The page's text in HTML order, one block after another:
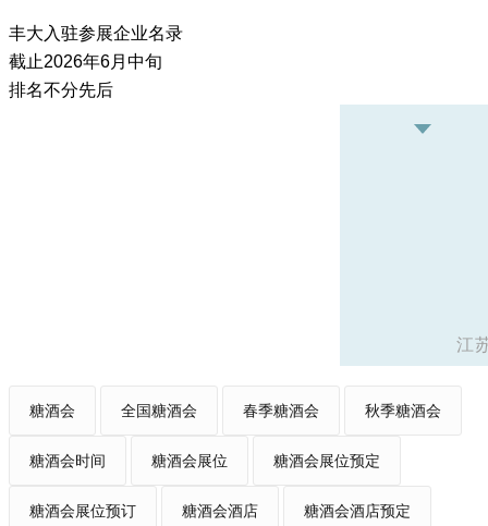
丰大入驻参展企业名录
截止2026年6月中旬
排名不分先后
江
糖酒会 全国糖酒会 春季糖酒会 秋季糖酒会
糖酒会时间 糖酒会展位 糖酒会展位预定
糖酒会展位预订 糖酒会酒店 糖酒会酒店预定